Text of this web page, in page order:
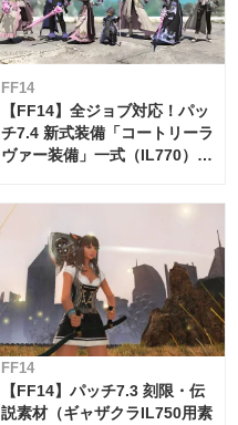
FF14
【FF14】全ジョブ対応！パッ
チ7.4 新式装備「コートリーラ
ヴァー装備」一式（IL770）の
FF14
【FF14】パッチ7.3 刻限・伝
説素材（ギャザクラIL750用素